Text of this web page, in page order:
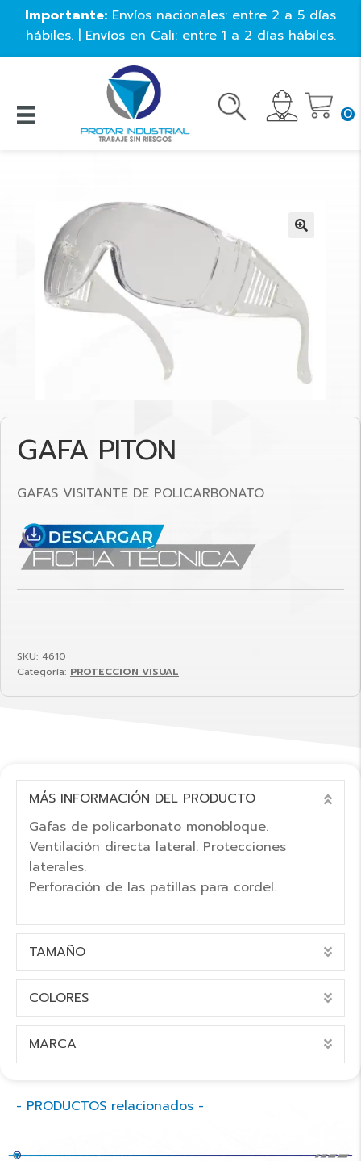
Importante: Envíos nacionales: entre 2 a 5 días
hábiles. | Envíos en Cali: entre 1 a 2 días hábiles.
0
GAFA PITON
GAFAS VISITANTE DE POLICARBONATO
SKU: 4610
Categoría: PROTECCION VISUAL
MÁS INFORMACIÓN DEL PRODUCTO
Gafas de policarbonato monobloque.
Ventilación directa lateral. Protecciones
laterales.
Perforación de las patillas para cordel.
TAMAÑO
COLORES
MARCA
- PRODUCTOS relacionados -